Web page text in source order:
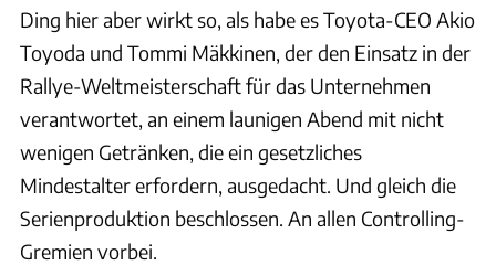
Ding hier aber wirkt so, als habe es Toyota-CEO Akio
Toyoda und Tommi Mäkkinen, der den Einsatz in der
Rallye-Weltmeisterschaft für das Unternehmen
verantwortet, an einem launigen Abend mit nicht
wenigen Getränken, die ein gesetzliches
Mindestalter erfordern, ausgedacht. Und gleich die
Serienproduktion beschlossen. An allen Controlling-
Gremien vorbei.